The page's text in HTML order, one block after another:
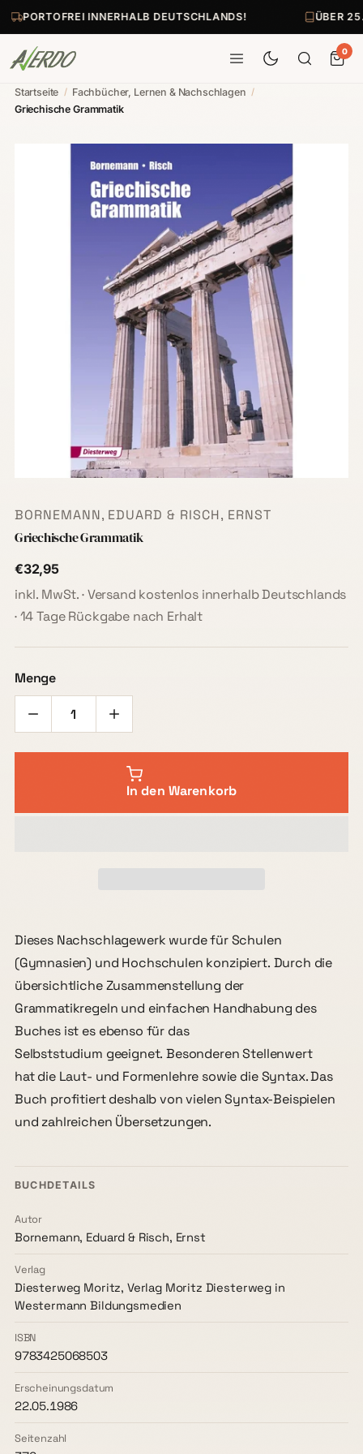
PORTOFREI INNERHALB DEUTSCHLANDS! ÜBER
0
Startseite / Fachbücher, Lernen & Nachschlagen /
Griechische Grammatik
BORNEMANN, EDUARD & RISCH, ERNST
Griechische Grammatik
€32,95
inkl. MwSt. · Versand kostenlos innerhalb Deutschlands
· 14 Tage Rückgabe nach Erhalt
Menge
In den Warenkorb
Dieses Nachschlagewerk wurde für Schulen
(Gymnasien) und Hochschulen konzipiert. Durch die
übersichtliche Zusammenstellung der
Grammatikregeln und einfachen Handhabung des
Buches ist es ebenso für das
Selbststudium geeignet. Besonderen Stellenwert
hat die Laut- und Formenlehre sowie die Syntax. Das
Buch profitiert deshalb von vielen Syntax-Beispielen
und zahlreichen Übersetzungen.
BUCHDETAILS
Autor
Bornemann, Eduard & Risch, Ernst
Verlag
Diesterweg Moritz, Verlag Moritz Diesterweg in
Westermann Bildungsmedien
ISBN
9783425068503
Erscheinungsdatum
22.05.1986
Seitenzahl